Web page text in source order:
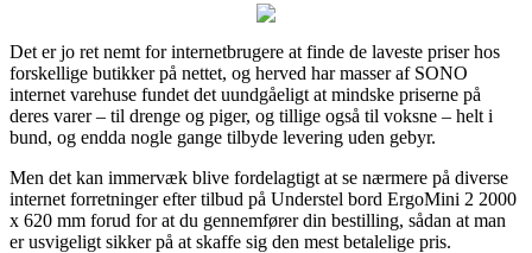
Det er jo ret nemt for internetbrugere at finde de laveste priser hos
forskellige butikker på nettet, og herved har masser af SONO
internet varehuse fundet det uundgåeligt at mindske priserne på
deres varer – til drenge og piger, og tillige også til voksne – helt i
bund, og endda nogle gange tilbyde levering uden gebyr.
Men det kan immervæk blive fordelagtigt at se nærmere på diverse
internet forretninger efter tilbud på Understel bord ErgoMini 2 2000
x 620 mm forud for at du gennemfører din bestilling, sådan at man
er usvigeligt sikker på at skaffe sig den mest betalelige pris.